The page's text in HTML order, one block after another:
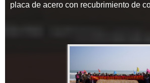
placa de acero con recubrimiento de